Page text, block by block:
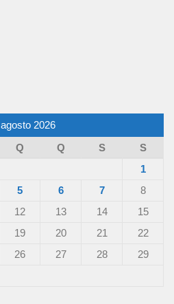
agosto 2026
Q Q S
S
1
5 6 7
8
12 13 14
15
19 20 21
22
26 27 28
29